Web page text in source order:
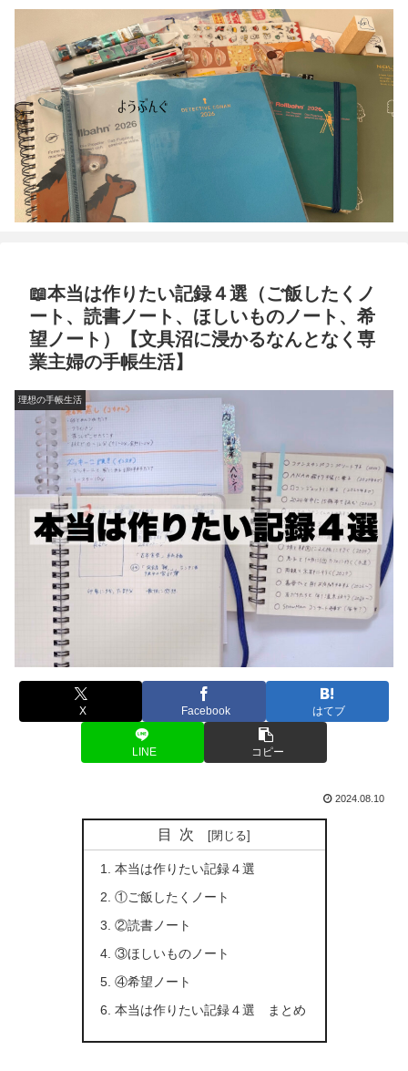
📖本当は作りたい記録４選（ご飯したくノ
ート、読書ノート、ほしいものノート、希
望ノート）【文具沼に浸かるなんとなく専
業主婦の手帳生活】
理想の手帳生活
X Facebook はてブ
LINE コピー
2024.08.10
目次
本当は作りたい記録４選
①ご飯したくノート
②読書ノート
③ほしいものノート
④希望ノート
本当は作りたい記録４選 まとめ